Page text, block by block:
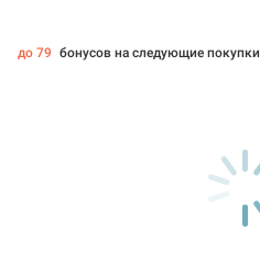
до 79 бонусов на следующие покупки